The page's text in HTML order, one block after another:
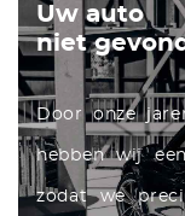
Uw auto
niet
Door onze
hebben wij
zodat we